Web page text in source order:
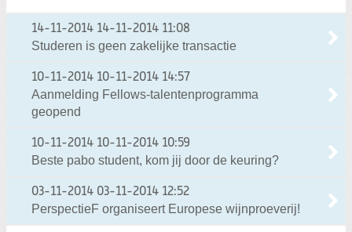
14-11-2014 14-11-2014 11:08
Studeren is geen zakelijke transactie
10-11-2014 10-11-2014 14:57
Aanmelding Fellows-talentenprogramma
geopend
10-11-2014 10-11-2014 10:59
Beste pabo student, kom jij door de keuring?
03-11-2014 03-11-2014 12:52
PerspectieF organiseert Europese wijnproeverij!